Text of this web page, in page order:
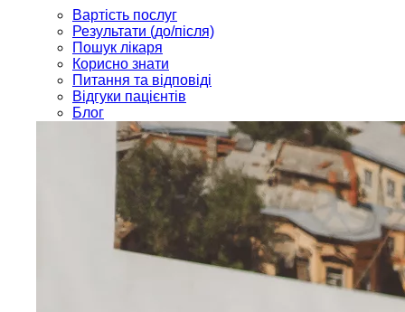
Вартість послуг
Результати (до/після)
Пошук лікаря
Корисно знати
Питання та відповіді
Відгуки пацієнтів
Блог